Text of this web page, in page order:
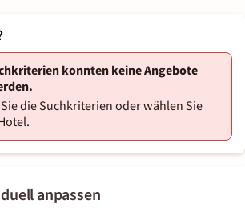
anpassen
konnten keine Angebote
die Suchkriterien oder wählen Sie